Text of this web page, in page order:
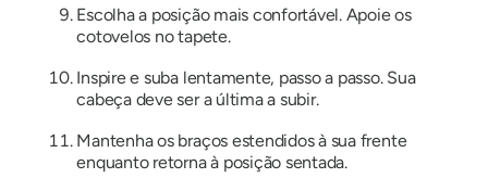
Escolha a posição mais confortável. Apoie os
cotovelos no tapete.
Inspire e suba lentamente, passo a passo. Sua
cabeça deve ser a última a subir.
Mantenha os braços estendidos à sua frente
enquanto retorna à posição sentada.